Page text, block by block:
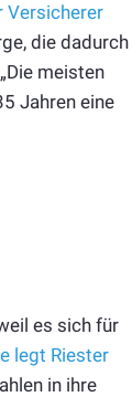
Versicherer
die dadurch
meisten
Jahren eine
es sich für
legt Riester
in ihre